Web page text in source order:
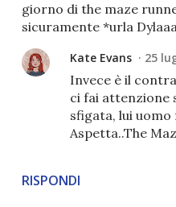
giorno di the maze
sicuramente *urla
RISPONDI
Kate Evans 25
Invece è il
ci fai attenzione
sfigata, lui uomo
Aspetta..The